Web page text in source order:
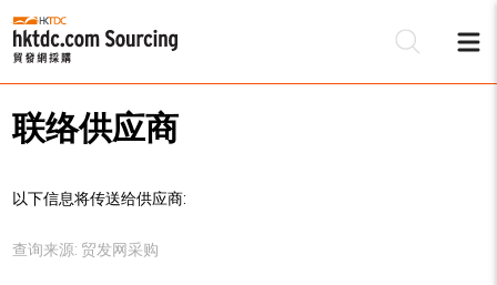
联络供应商
以下信息将传送给供应商:
查询来源: 贸发网采购